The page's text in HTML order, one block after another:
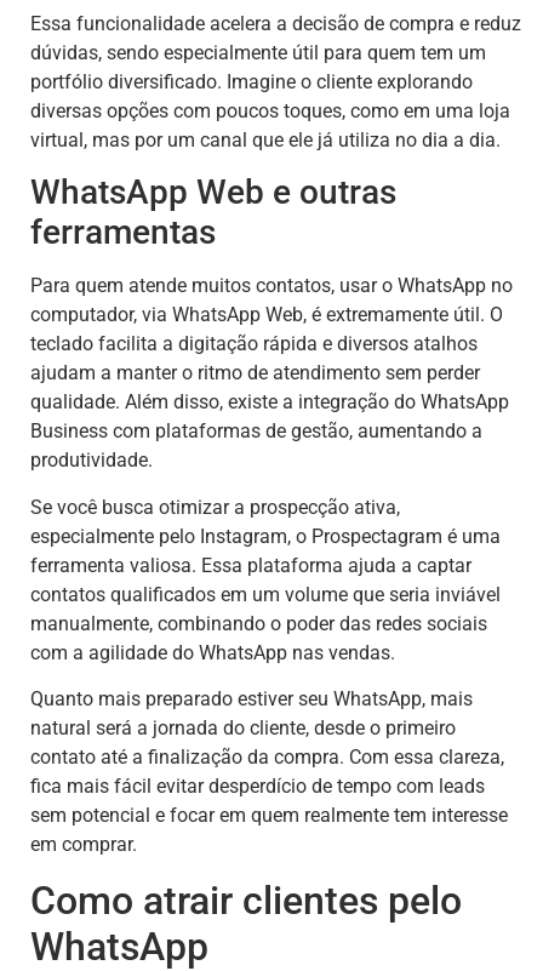
Essa funcionalidade acelera a decisão de compra e reduz
dúvidas, sendo especialmente útil para quem tem um
portfólio diversificado. Imagine o cliente explorando
diversas opções com poucos toques, como em uma loja
virtual, mas por um canal que ele já utiliza no dia a dia.
WhatsApp Web e outras
ferramentas
Para quem atende muitos contatos, usar o WhatsApp no
computador, via WhatsApp Web, é extremamente útil. O
teclado facilita a digitação rápida e diversos atalhos
ajudam a manter o ritmo de atendimento sem perder
qualidade. Além disso, existe a integração do WhatsApp
Business com plataformas de gestão, aumentando a
produtividade.
Se você busca otimizar a prospecção ativa,
especialmente pelo Instagram, o Prospectagram é uma
ferramenta valiosa. Essa plataforma ajuda a captar
contatos qualificados em um volume que seria inviável
manualmente, combinando o poder das redes sociais
com a agilidade do WhatsApp nas vendas.
Quanto mais preparado estiver seu WhatsApp, mais
natural será a jornada do cliente, desde o primeiro
contato até a finalização da compra. Com essa clareza,
fica mais fácil evitar desperdício de tempo com leads
sem potencial e focar em quem realmente tem interesse
em comprar.
Como atrair clientes pelo
WhatsApp